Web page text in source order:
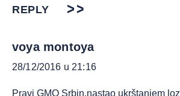
REPLY
voya montoya
28/12/2016 u 21:16
Pravi GMO Srbin,nastao ukrštanjem